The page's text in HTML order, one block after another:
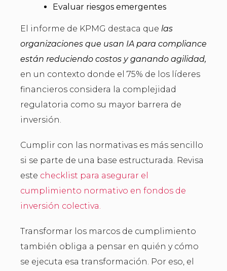
Evaluar riesgos emergentes
El informe de KPMG destaca que las
organizaciones que usan IA para compliance
están reduciendo costos y ganando agilidad,
en un contexto donde el 75% de los líderes
financieros considera la complejidad
regulatoria como su mayor barrera de
inversión.
Cumplir con las normativas es más sencillo
si se parte de una base estructurada. Revisa
este checklist para asegurar el
cumplimiento normativo en fondos de
inversión colectiva.
Transformar los marcos de cumplimiento
también obliga a pensar en quién y cómo
se ejecuta esa transformación. Por eso, el